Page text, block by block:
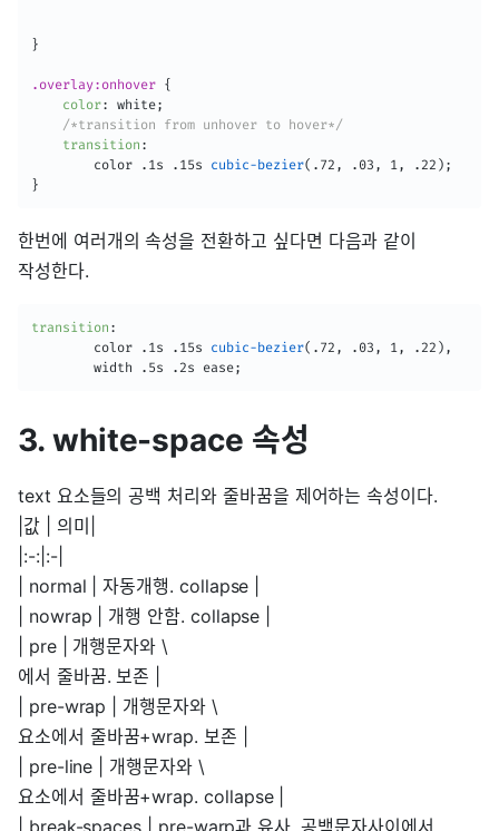
}
.overlay:onhover {
color: white;
/*transition from unhover to hover*/
transition :
        color .1s .15s
cubic-bezier( .72 , .03 , 1, .22 ) ;
}
한번에 여러개의 속성을 전환하고 싶다면 다음과 같이
작성한다.
transition :
        color .1s .15s
cubic-bezier( .72 , .03 , 1, .22 ) ,
        width .5s .2s ease
;
3. white-space 속성
text 요소들의 공백 처리와 줄바꿈을 제어하는 속성이다.
|값 | 의미|
|:-:|:-|
| normal | 자동개행. collapse |
| nowrap | 개행 안함. collapse |
| pre | 개행문자와 \
에서 줄바꿈. 보존 |
| pre-wrap | 개행문자와 \
요소에서 줄바꿈+wrap. 보존 |
| pre-line | 개행문자와 \
요소에서 줄바꿈+wrap. collapse |